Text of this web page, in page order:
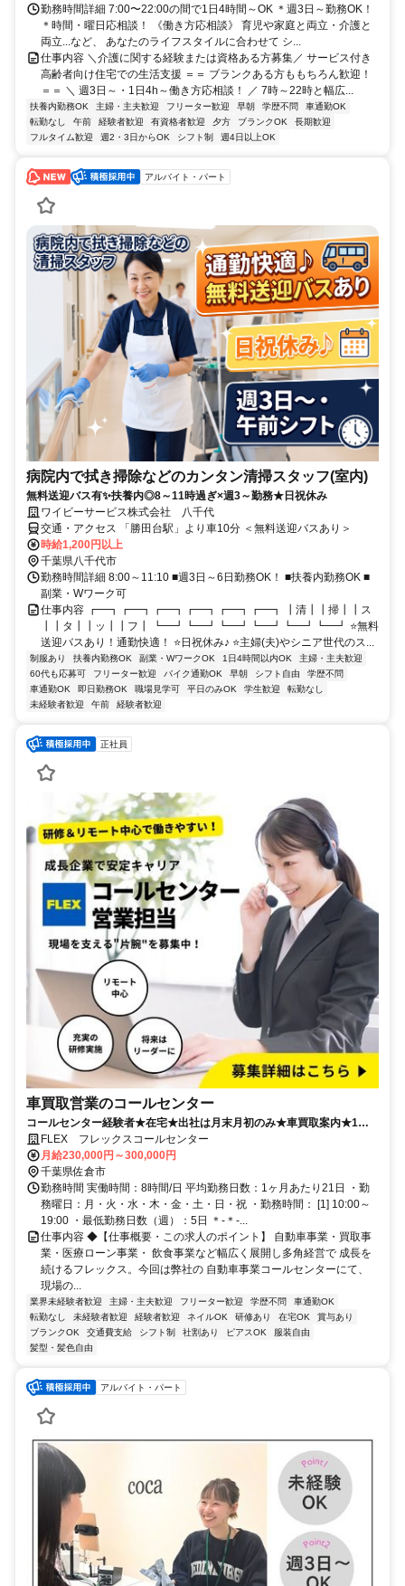
勤務時間詳細 7:00〜22:00の間で1日4時間～OK ＊週3日～勤務OK！
＊時間・曜日応相談！ 《働き方応相談》 育児や家庭と両立・介護と
両立...など、 あなたのライフスタイルに合わせて シ...
仕事内容 ＼介護に関する経験または資格ある方募集／ サービス付き
高齢者向け住宅での生活支援 ＝＝ ブランクある方ももちろん歓迎！
＝＝ ＼ 週3日～・1日4h～働き方応相談！ ／ 7時～22時と幅広...
扶養内勤務OK 主婦・主夫歓迎 フリーター歓迎 早朝 学歴不問
車通勤OK
転勤なし
午前 経験者歓迎 有資格者歓迎 夕方 ブランクOK
長期歓迎
フルタイム歓迎
週2・3日からOK シフト制 週4日以上OK
アルバイト・パート
病院内で拭き掃除などのカンタン清掃スタッフ(室内)
無料送迎バス有✨扶養内◎8～11時過ぎ×週3～勤務★日祝休み
ワイビーサービス株式会社 八千代
交通・アクセス 「勝田台駅」より車10分 ＜無料送迎バスあり＞
時給1,200円以上
千葉県八千代市
勤務時間詳細 8:00～11:10 ■週3日～6日勤務OK！ ■扶養内勤務OK ■
副業・Wワーク可
仕事内容 ┏━┓┏━┓┏━┓┏━┓┏━┓┏━┓ ┃清┃┃掃┃┃ス
┃┃タ┃┃ッ┃┃フ┃ ┗━┛┗━┛┗━┛┗━┛┗━┛┗━┛ ⭐無料
送迎バスあり！通勤快適！ ⭐日祝休み♪ ⭐主婦(夫)やシニア世代のス...
制服あり 扶養内勤務OK 副業・WワークOK 1日4時間以内OK
主婦・主夫歓迎
60代も応募可
フリーター歓迎 バイク通勤OK 早朝 シフト自由
学歴不問
車通勤OK
即日勤務OK 職場見学可 平日のみOK 学生歓迎
転勤なし
未経験者歓迎
午前 経験者歓迎
正社員
車買取営業のコールセンター
コールセンター経験者★在宅★出社は月末月初のみ★車買取案内★1日
20件ほど★月残業2時間★
FLEX フレックスコールセンター
月給230,000円～300,000円
千葉県佐倉市
勤務時間 実働時間：8時間/日 平均勤務日数：1ヶ月あたり21日 ・勤
務曜日：月・火・水・木・金・土・日・祝 ・勤務時間： [1] 10:00～
19:00 ・最低勤務日数（週）：5日 ＊-＊-...
仕事内容 ◆【仕事概要・この求人のポイント】 自動車事業・買取事
業・医療ローン事業・ 飲食事業など幅広く展開し多角経営で 成長を
続けるフレックス。今回は弊社の 自動車事業コールセンターにて、
現場の...
業界未経験者歓迎 主婦・主夫歓迎 フリーター歓迎 学歴不問
車通勤OK
転勤なし
未経験者歓迎 経験者歓迎 ネイルOK 研修あり 在宅OK
賞与あり
ブランクOK
交通費支給 シフト制 社割あり ピアスOK
服装自由
髪型・髪色自由
アルバイト・パート